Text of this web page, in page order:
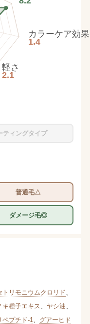
カラーケア効果
1.4
軽さ
2.1
ティングタイプ
普通毛△
ダメージ毛◎
トリモニウムクロリド
キ種子エキス ヤシ油
プチド-1
グアーヒド